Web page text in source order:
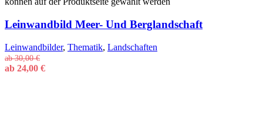
Leinwandbild Meer- Und Berglandschaft
Leinwandbilder, Thematik, Landschaften
ab30,00€
ab 24,00 €